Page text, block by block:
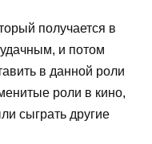
получается в
удачным, и потом
в данной роли
роли в кино,
сыграть другие